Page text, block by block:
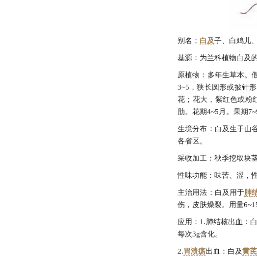
别名； 白及子、白鸡儿
基源：为兰科植物白及
原植物：多年生草本。
3~5，狭长圆形或披针
花；花大，紫红色或粉
肋。花期4~5月。果期
生境分布：白及生于山
各省区。
采收加工：秋季挖取块
性味功能：味苦、涩，
主治用法：白及用于肺
伤，皮肤燥裂。用量
应用：1.肺结核出血：
每次3g含化。
2.胃溃疡出血：白及黄芪